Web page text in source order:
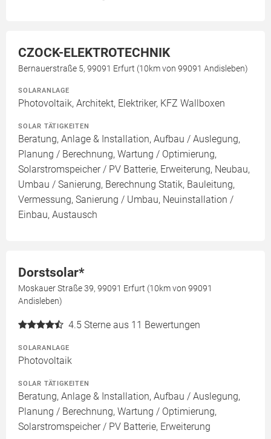
CZOCK-ELEKTROTECHNIK
Bernauerstraße 5, 99091 Erfurt (10km von 99091 Andisleben)
SOLARANLAGE
Photovoltaik, Architekt, Elektriker, KFZ Wallboxen
SOLAR TÄTIGKEITEN
Beratung, Anlage & Installation, Aufbau / Auslegung,
Planung / Berechnung, Wartung / Optimierung,
Solarstromspeicher / PV Batterie, Erweiterung, Neubau,
Umbau / Sanierung, Berechnung Statik, Bauleitung,
Vermessung, Sanierung / Umbau, Neuinstallation /
Einbau, Austausch
Dorstsolar*
Moskauer Straße 39, 99091 Erfurt (10km von 99091
Andisleben)
4.5 Sterne aus 11 Bewertungen
SOLARANLAGE
Photovoltaik
SOLAR TÄTIGKEITEN
Beratung, Anlage & Installation, Aufbau / Auslegung,
Planung / Berechnung, Wartung / Optimierung,
Solarstromspeicher / PV Batterie, Erweiterung